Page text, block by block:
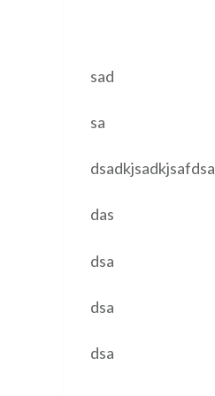
sad
sa
dsadkjsadkjsafdsa
das
dsa
dsa
dsa